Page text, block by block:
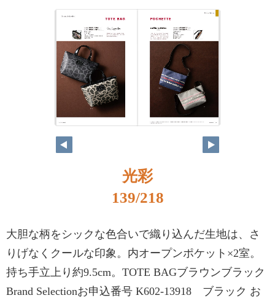
光彩
139/218
大胆な柄をシックな色合いで織り込んだ生地は、さ
りげなくクールな印象。内オープンポケット×2室。
持ち手立上り約9.5cm。TOTE BAGブラウンブラック
Brand Selectionお申込番号 K602-13918 ブラック お